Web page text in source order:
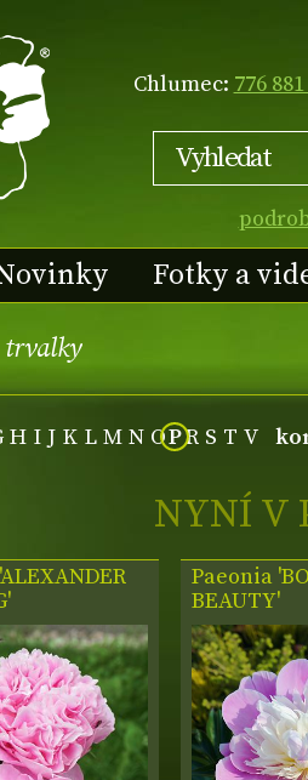
Chlumec: 776
Fotky a
trvalky
H I J K L M N OPR S T V
NYNÍ V
Paeonia
BEAUTY'